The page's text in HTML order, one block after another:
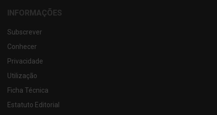
INFORMAÇÕES
Subscrever
Conhecer
Privacidade
Utilização
Ficha Técnica
Estatuto Editorial